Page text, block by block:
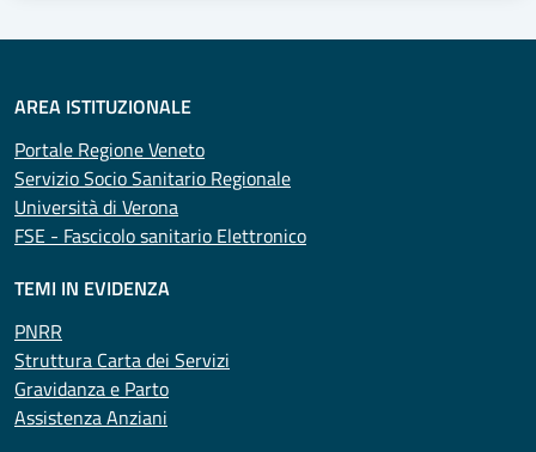
AREA ISTITUZIONALE
Portale Regione Veneto
Servizio Socio Sanitario Regionale
Università di Verona
FSE - Fascicolo sanitario Elettronico
TEMI IN EVIDENZA
PNRR
Struttura Carta dei Servizi
Gravidanza e Parto
Assistenza Anziani